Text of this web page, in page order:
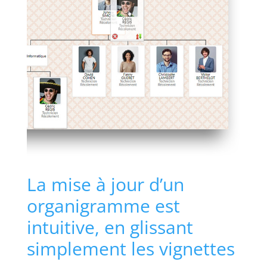
La mise à jour d’un
organigramme est
intuitive, en glissant
simplement les vignettes